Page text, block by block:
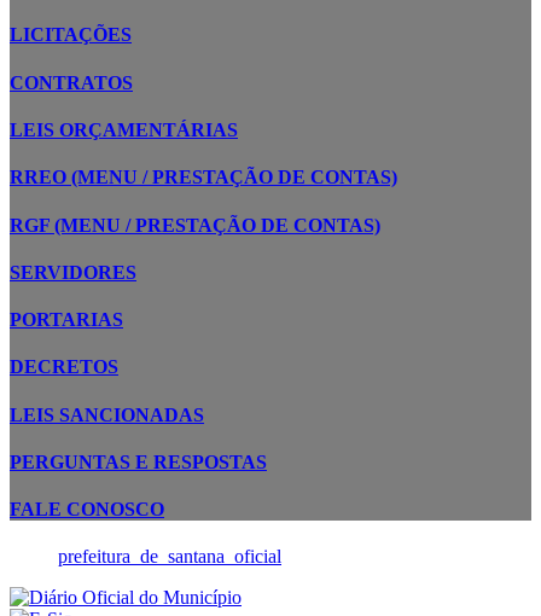
LICITAÇÕES
CONTRATOS
LEIS ORÇAMENTÁRIAS
RREO (MENU / PRESTAÇÃO DE CONTAS)
RGF (MENU / PRESTAÇÃO DE CONTAS)
SERVIDORES
PORTARIAS
DECRETOS
LEIS SANCIONADAS
PERGUNTAS E RESPOSTAS
FALE CONOSCO
prefeitura_de_santana_oficial